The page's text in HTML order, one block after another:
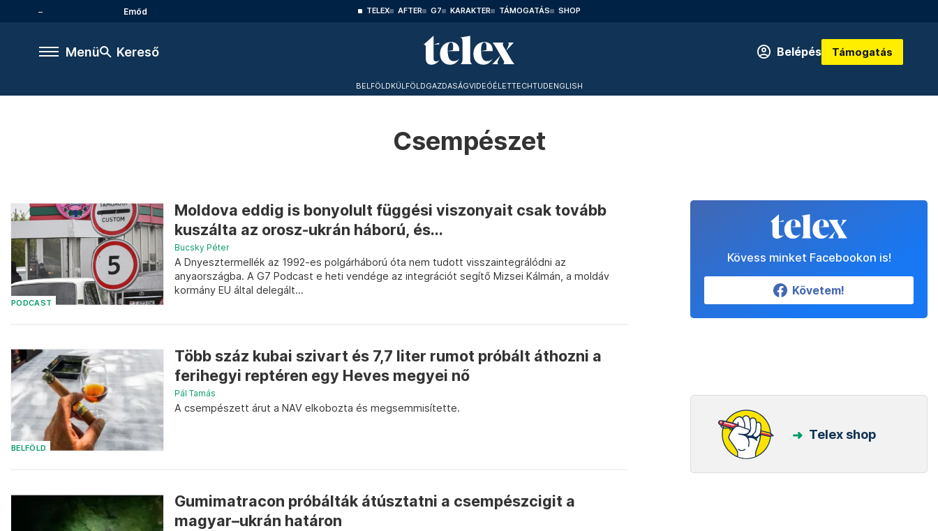
Emőd TELEX AFTER G7 KARAKTER TÁMOGATÁS SHOP
Menü Kereső Belépés Támogatás
BELFÖLDKÜLFÖLDGAZDASÁGVIDEÓÉLETTECHTUDENGLISH
Csempészet
PODCAST
Moldova eddig is bonyolult függési viszonyait csak tovább
kuszálta az orosz-ukrán háború, és...
Bucsky Péter
A Dnyesztermellék az 1992-es polgárháború óta nem tudott visszaintegrálódni az
anyaországba. A G7 Podcast e heti vendége az integrációt segítő Mizsei Kálmán, a moldáv
kormány EU által delegált...
BELFÖLD
Több száz kubai szivart és 7,7 liter rumot próbált áthozni a
ferihegyi reptéren egy Heves megyei nő
Pál Tamás
A csempészett árut a NAV elkobozta és megsemmisítette.
Gumimatracon próbálták átúsztatni a csempészcigit a
magyar–ukrán határon
Kövess minket Facebookon is!
Követem!
Telex shop